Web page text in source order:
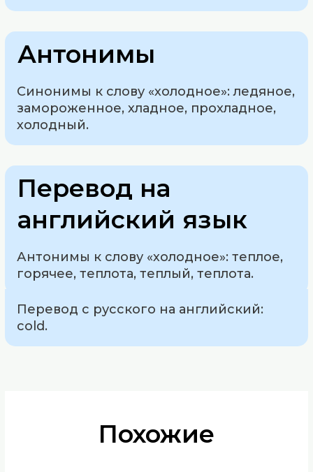
Антонимы
Синонимы к слову «холодное»: ледяное,
замороженное, хладное, прохладное,
холодный.
Перевод на
английский язык
Антонимы к слову «холодное»: теплое,
горячее, теплота, теплый, теплота.
Перевод с русского на английский:
cold.
Похожие